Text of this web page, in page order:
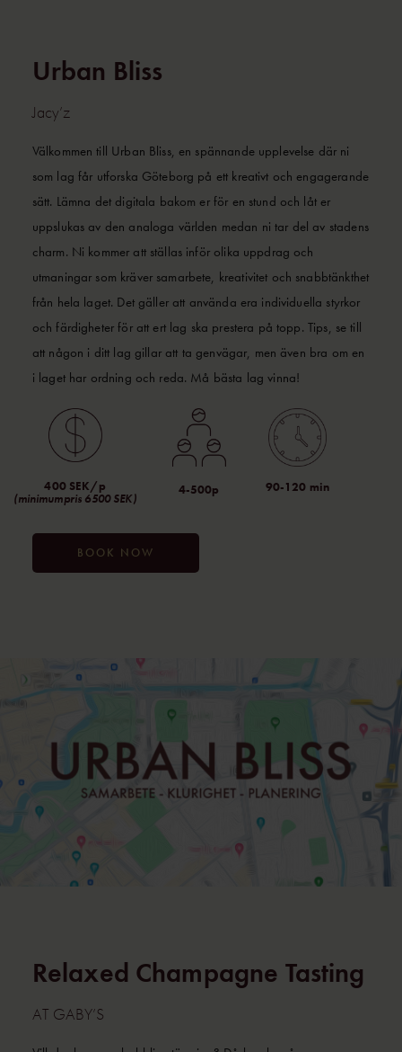
Urban Bliss
Jacy’z
Välkommen till Urban Bliss, en spännande upplevelse där ni
som lag får utforska Göteborg på ett kreativt och engagerande
sätt. Lämna det digitala bakom er för en stund och låt er
uppslukas av den analoga världen medan ni tar del av stadens
charm. Ni kommer att ställas inför olika uppdrag och
utmaningar som kräver samarbete, kreativitet och snabbtänkthet
från hela laget. Det gäller att använda era individuella styrkor
och färdigheter för att ert lag ska prestera på topp. Tips, se till
att någon i ditt lag gillar att ta genvägar, men även bra om en
i laget har ordning och reda. Må bästa lag vinna!
400 SEK/p
(minimumpris 6500 SEK)
4-500p 90-120 min
BOOK NOW
Relaxed Champagne Tasting
AT GABY’S